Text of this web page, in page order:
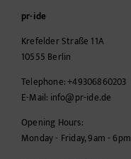
pr-ide
Krefelder Straße 11A
10555 Berlin
Telephone:+49306860203
E-Mail: info@pr-ide.de
Opening Hours:
Monday - Friday, 9am - 6pm